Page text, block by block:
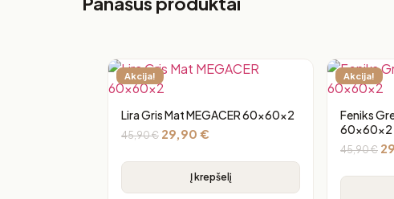
Akcija!
Lira Gris Mat MEGACER 60x60x2
45,90€ 29,90 €
Į krepšelį
Akcija!
Feniks
60x60x2
45,90€